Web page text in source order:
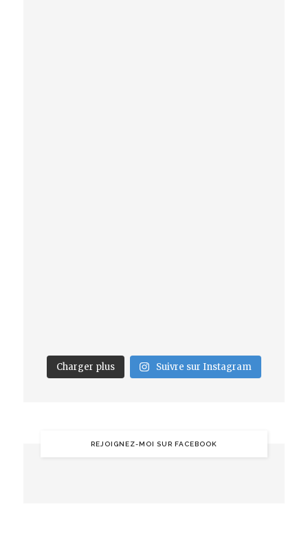
Charger plus Suivre sur Instagram
REJOIGNEZ-MOI SUR FACEBOOK